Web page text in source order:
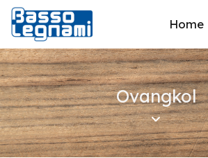
Home
Ovangkol